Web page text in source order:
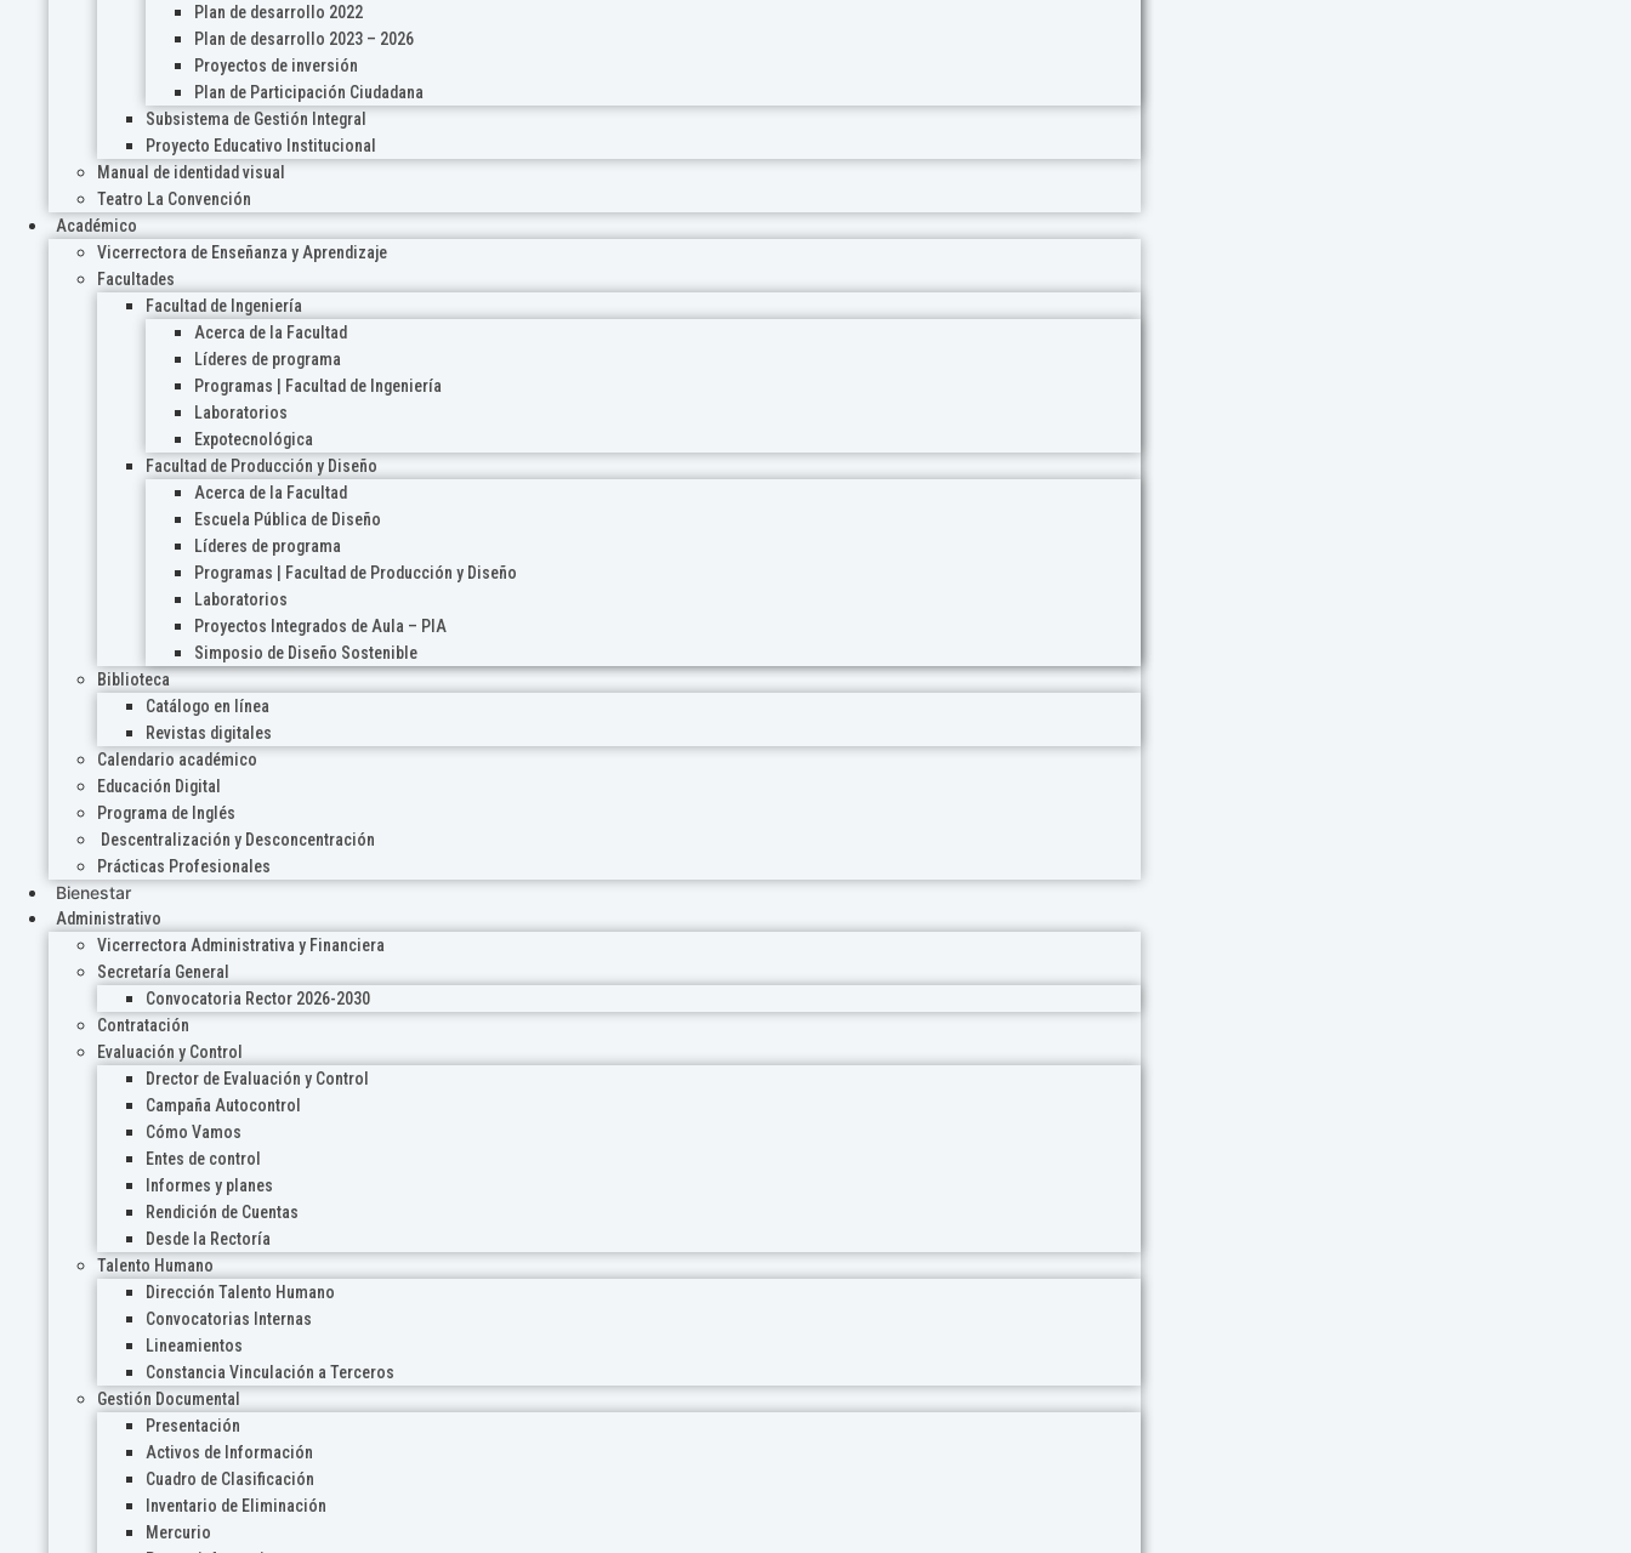
Plan de desarrollo 2022
Plan de desarrollo 2023 – 2026
Proyectos de inversión
Plan de Participación Ciudadana
Subsistema de Gestión Integral
Proyecto Educativo Institucional
Manual de identidad visual
Teatro La Convención
Académico
Vicerrectora de Enseñanza y Aprendizaje
Facultades
Facultad de Ingeniería
Acerca de la Facultad
Líderes de programa
Programas | Facultad de Ingeniería
Laboratorios
Expotecnológica
Facultad de Producción y Diseño
Acerca de la Facultad
Escuela Pública de Diseño
Líderes de programa
Programas | Facultad de Producción y Diseño
Laboratorios
Proyectos Integrados de Aula – PIA
Simposio de Diseño Sostenible
Biblioteca
Catálogo en línea
Revistas digitales
Calendario académico
Educación Digital
Programa de Inglés
Descentralización y Desconcentración
Prácticas Profesionales
Bienestar
Administrativo
Vicerrectora Administrativa y Financiera
Secretaría General
Convocatoria Rector 2026-2030
Contratación
Evaluación y Control
Drector de Evaluación y Control
Campaña Autocontrol
Cómo Vamos
Entes de control
Informes y planes
Rendición de Cuentas
Desde la Rectoría
Talento Humano
Dirección Talento Humano
Convocatorias Internas
Lineamientos
Constancia Vinculación a Terceros
Gestión Documental
Presentación
Activos de Información
Cuadro de Clasificación
Inventario de Eliminación
Mercurio